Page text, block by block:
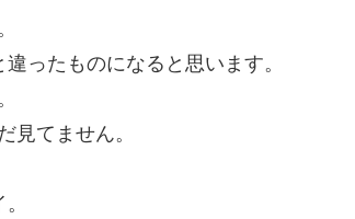
ったものになると思います。
見てません。